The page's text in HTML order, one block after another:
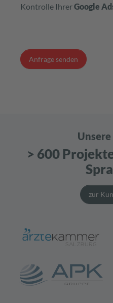
Kontrolle IhrerGoogle
Anfrage senden
> 600
zur